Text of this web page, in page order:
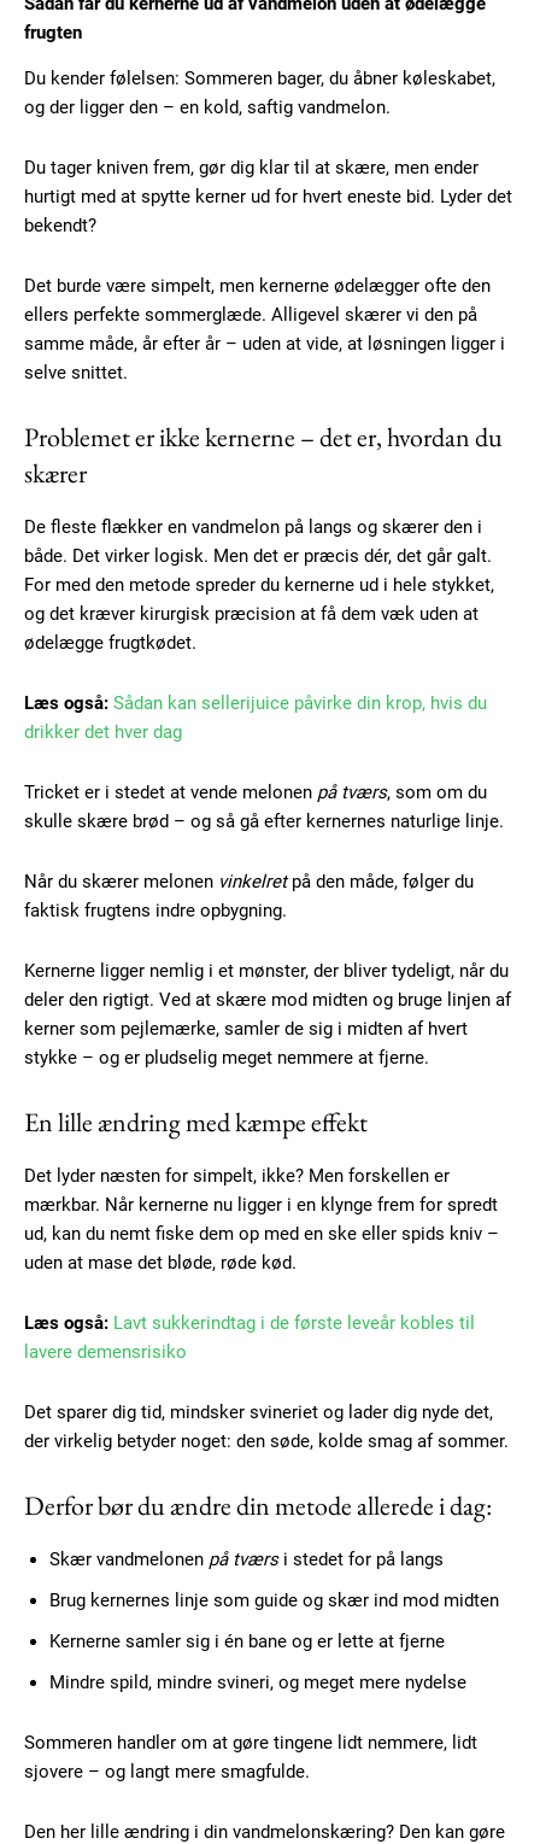
Subscription Plans
Free limited access
Gratis / forever
Etiam est nibh, lobortis sit
Ut mollis pellentesque tortor
frugten
Du kender følelsen: Sommeren bager, du åbner køleskabet,
og der ligger den – en kold, saftig vandmelon.
Du tager kniven frem, gør dig klar til at skære, men ender
hurtigt med at spytte kerner ud for hvert eneste bid. Lyder det
bekendt?
Det burde være simpelt, men kernerne ødelægger ofte den
ellers perfekte sommerglæde. Alligevel skærer vi den på
samme måde, år efter år – uden at vide, at løsningen ligger i
selve snittet.
Problemet er ikke kernerne – det er, hvordan du
skærer
De fleste flækker en vandmelon på langs og skærer den i
både. Det virker logisk. Men det er præcis dér, det går galt.
For med den metode spreder du kernerne ud i hele stykket,
og det kræver kirurgisk præcision at få dem væk uden at
ødelægge frugtkødet.
Læs også: Sådan kan sellerijuice påvirke din krop, hvis du
drikker det hver dag
Tricket er i stedet at vende melonen på tværs, som om du
skulle skære brød – og så gå efter kernernes naturlige linje.
Når du skærer melonen vinkelretpå den måde, følger du
faktisk frugtens indre opbygning.
Kernerne ligger nemlig i et mønster, der bliver tydeligt, når du
deler den rigtigt. Ved at skære mod midten og bruge linjen af
kerner som pejlemærke, samler de sig i midten af hvert
stykke – og er pludselig meget nemmere at fjerne.
En lille ændring med kæmpe effekt
Det lyder næsten for simpelt, ikke? Men forskellen er
mærkbar. Når kernerne nu ligger i en klynge frem for spredt
ud, kan du nemt fiske dem op med en ske eller spids kniv –
uden at mase det bløde, røde kød.
Læs også: Lavt sukkerindtag i de første leveår kobles til
lavere demensrisiko
Det sparer dig tid, mindsker svineriet og lader dig nyde det,
der virkelig betyder noget: den søde, kolde smag af sommer.
Derfor bør du ændre din metode allerede i dag:
Skær vandmelonen på tværsi stedet for på langs
Brug kernernes linje som guide og skær ind mod midten
Kernerne samler sig i én bane og er lette at fjerne
Mindre spild, mindre svineri, og meget mere nydelse
Sommeren handler om at gøre tingene lidt nemmere, lidt
sjovere – og langt mere smagfulde.
Den her lille ændring i din vandmelonskæring? Den kan gøre